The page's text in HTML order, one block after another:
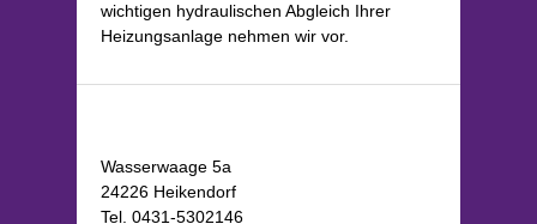
Regenerative Energien
MATERIALVERKAUF
wichtigen hydraulischen Abgleich Ihrer
Heizungsanlage nehmen wir vor.
Wasserwaage 5a
24226 Heikendorf
Tel. 0431-5302146